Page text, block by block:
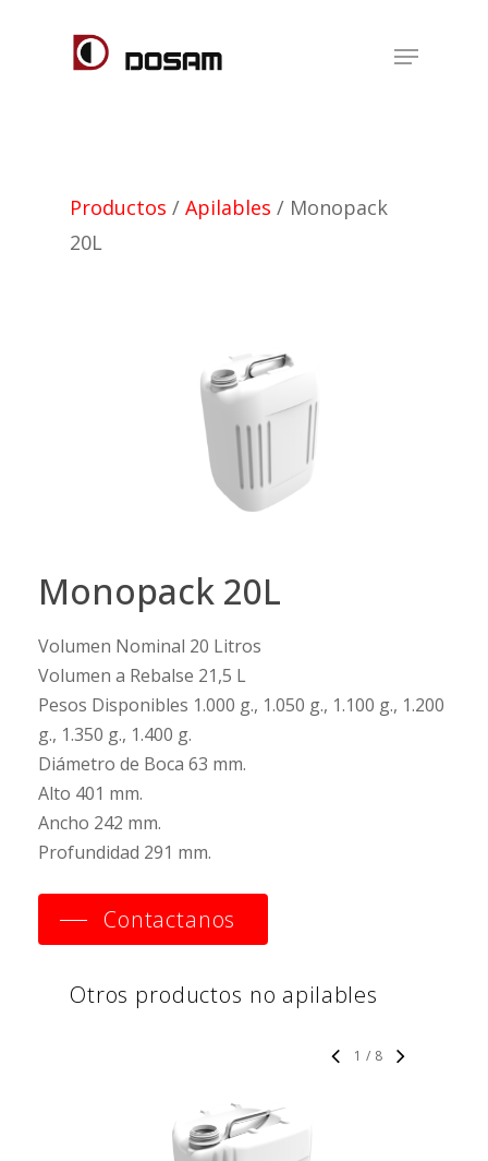
Menu
Productos /Apilables / Monopack
20L
Monopack 20L
Volumen Nominal 20 Litros
Volumen a Rebalse 21,5 L
Pesos Disponibles 1.000 g., 1.050 g., 1.100 g., 1.200
g., 1.350 g., 1.400 g.
Diámetro de Boca 63 mm.
Alto 401 mm.
Ancho 242 mm.
Profundidad 291 mm.
Contactanos
Otros productos no apilables
1 / 8